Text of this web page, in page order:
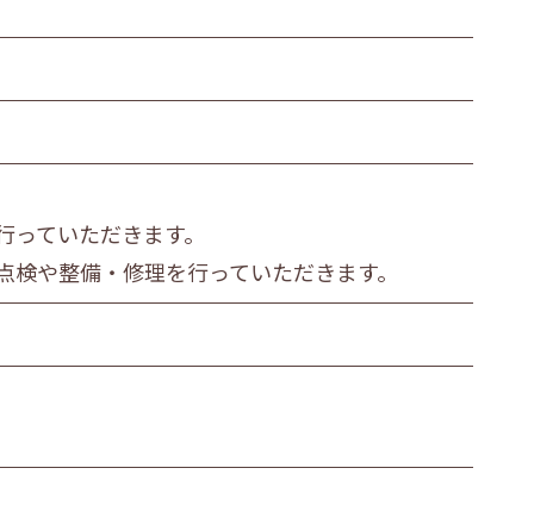
その他の製造業
運輸業
医療業
その他
ていただきます。
や整備・修理を行っていただきます。